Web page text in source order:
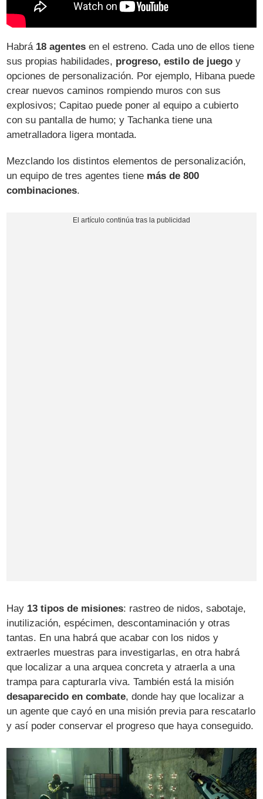
Habrá 18 agentes en el estreno. Cada uno de ellos tiene
sus propias habilidades, progreso, estilo de juego y
opciones de personalización. Por ejemplo, Hibana puede
crear nuevos caminos rompiendo muros con sus
explosivos; Capitao puede poner al equipo a cubierto
con su pantalla de humo; y Tachanka tiene una
ametralladora ligera montada.
Mezclando los distintos elementos de personalización,
un equipo de tres agentes tiene más de 800
combinaciones.
Hay 13 tipos de misiones: rastreo de nidos, sabotaje,
inutilización, espécimen, descontaminación y otras
tantas. En una habrá que acabar con los nidos y
extraerles muestras para investigarlas, en otra habrá
que localizar a una arquea concreta y atraerla a una
trampa para capturarla viva. También está la misión
desaparecido en combate, donde hay que localizar a
un agente que cayó en una misión previa para rescatarlo
y así poder conservar el progreso que haya conseguido.